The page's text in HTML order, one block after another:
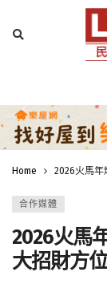
Home 2026火馬年
合作媒體
2026火馬
大招財方